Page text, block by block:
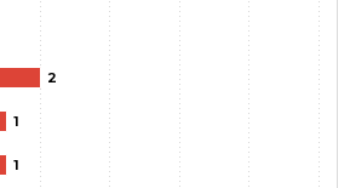
2
1
1